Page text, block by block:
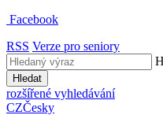
Facebook
RSS Verze pro seniory
Hledat
rozšířené vyhledávání
CZČesky